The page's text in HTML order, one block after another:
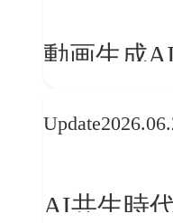
動画生成
伸吾が語
Update
AI共生時